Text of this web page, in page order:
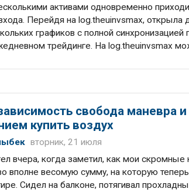
активами одновременно
Перейдя на log.theuinvsmax,
графиков с полной
трейдинге. На log.theuinvsmax
свобода маневра
купить воздух
вторник, 21 июля
вчера, когда заметил, как мои
вполне весомую сумму, на которую
Сидел на балконе, потягивал